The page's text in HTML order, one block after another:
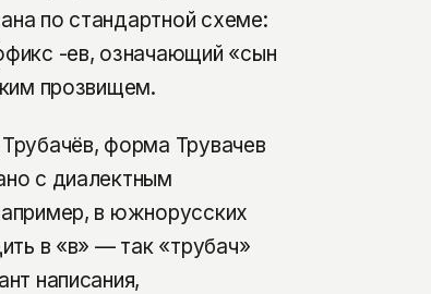
по стандартной схеме:
-ев, означающий «сын
прозвищем.
форма Трувачев
с диалектным
в южнорусских
в «в» — так «трубач»
написания,